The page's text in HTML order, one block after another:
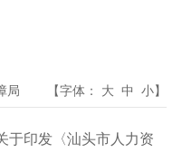
局 【字体： 大 中 小】
印发〈汕头市人力资